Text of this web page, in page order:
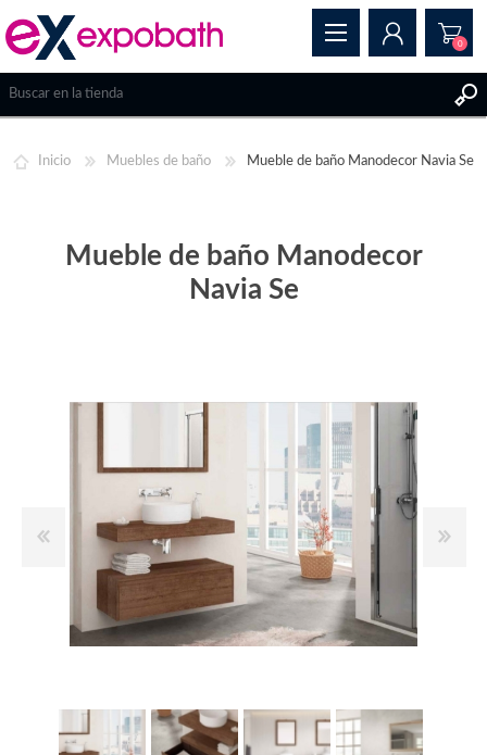
INICIAR SESIÓN
0
Inicio Muebles de baño Mueble de baño Manodecor Navia Se
Mueble de baño Manodecor
Navia Se